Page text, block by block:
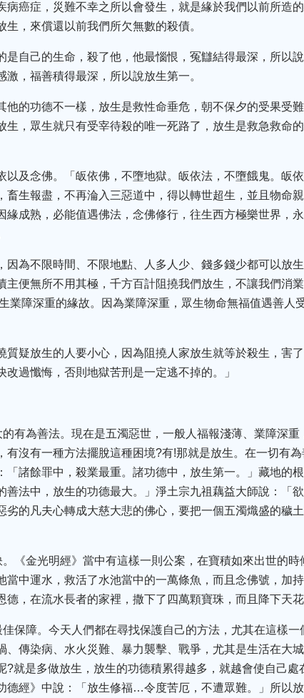
病癌症，災難不幸之所以會發生，就是緣於我們以前所造
，來償還以前我們所欠無數的殺債。
是自己的生命，殺了他，他最惱恨，冤讎結得最深，所以
激，福善積得最深，所以說放生第一。
他的功德不一樣，放生是救性命垂危，朝不保夕的受果受
生，眾生就只有受宰待殺的唯一死路了，放生是救急救命
以及念佛。「皈依佛，不墮地獄。皈依法，不墮餓鬼。皈
畜生報盡，不再淪入三惡道中，得以轉世超生，並且物命
緣成熟，必能值遇佛法，念佛修行，往生西方極樂世界，
因為不限時間、不限地點、人多人少、錢多錢少都可以放
主便無所不用其極，千方百計阻撓我們放生，不讓我們消
業障深重的緣故。因為業障深重，眾生物命無福值遇善人
質疑放生的人要小心，因為阻撓人家放生就等於殺生，害
改過懺悔，否則地獄苦刑是一定逃不掉的。」
有為善法。現在是五濁惡世，一般人福報淺薄、業障深重
有沒有一種方法擺脫這種困境?有!那就是放生。在一切有
「諸餘罪中，殺業最重。諸功德中，放生第一。」藏地的
善法中，放生的功德最大。」淨土宗九祖藕益大師說：「
劣的凡夫心轉成大慈大悲的佛心，要把一個五濁熾盛的穢
《金光明經》當中有這樣一則公案，在寶積如來出世的
當中運水，救活了水池當中的一萬條魚，而且念佛號，加
德，在流水長者的家裡，撒下了四萬顆寶珠，而且降下天花
保障。今天人們都在尋找保護自己的方法，尤其在這樣
、傳染病、水火災難、暴力襲擊、戰爭，尤其是生活在大
?就是多做放生，放生的功德積累得越多，就越會使自己
德經》中說：「放生修福…令度苦厄，不遭眾難。」所以